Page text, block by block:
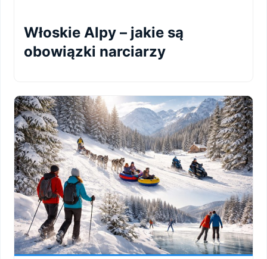
Włoskie Alpy – jakie są
obowiązki narciarzy